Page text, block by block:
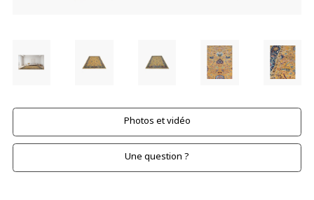
Photos et vidéo
Une question ?